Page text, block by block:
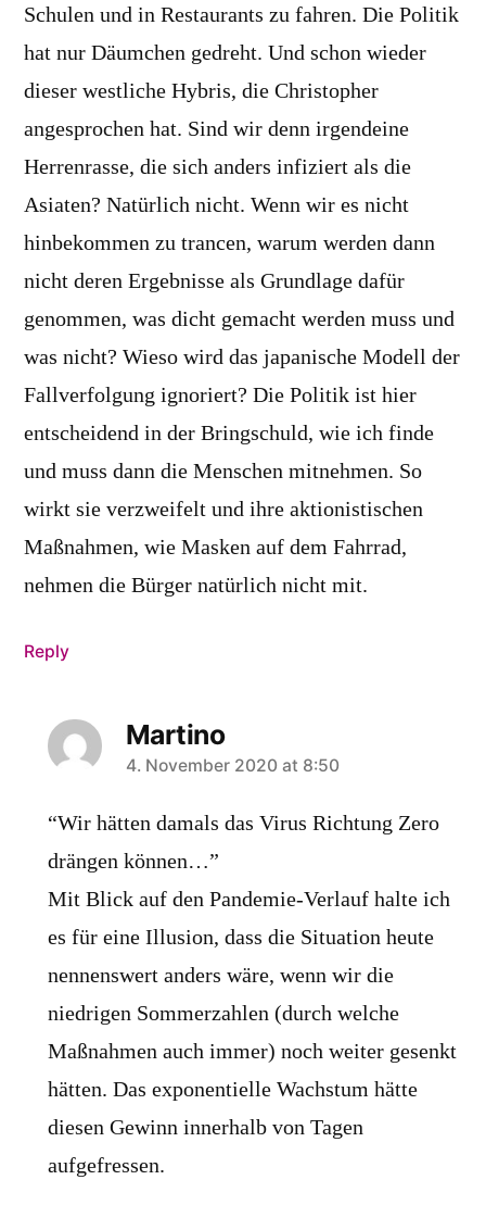
Schulen und in Restaurants zu fahren. Die Politik
hat nur Däumchen gedreht. Und schon wieder
dieser westliche Hybris, die Christopher
angesprochen hat. Sind wir denn irgendeine
Herrenrasse, die sich anders infiziert als die
Asiaten? Natürlich nicht. Wenn wir es nicht
hinbekommen zu trancen, warum werden dann
nicht deren Ergebnisse als Grundlage dafür
genommen, was dicht gemacht werden muss und
was nicht? Wieso wird das japanische Modell der
Fallverfolgung ignoriert? Die Politik ist hier
entscheidend in der Bringschuld, wie ich finde
und muss dann die Menschen mitnehmen. So
wirkt sie verzweifelt und ihre aktionistischen
Maßnahmen, wie Masken auf dem Fahrrad,
nehmen die Bürger natürlich nicht mit.
Reply
Martino
says:
4. November 2020 at 8:50
“Wir hätten damals das Virus Richtung Zero
drängen können…”
Mit Blick auf den Pandemie-Verlauf halte ich
es für eine Illusion, dass die Situation heute
nennenswert anders wäre, wenn wir die
niedrigen Sommerzahlen (durch welche
Maßnahmen auch immer) noch weiter gesenkt
hätten. Das exponentielle Wachstum hätte
diesen Gewinn innerhalb von Tagen
aufgefressen.